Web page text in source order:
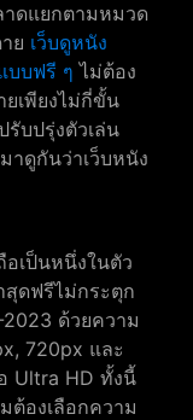
ดแยกตามหมวด
ย เว็บดูหนัง
บบฟรี ๆ ไม่ต้อง
ยเพียงไม่กี่ขั้น
บปรุ่งตัวเล่น
ดูกันว่าเว็บหนัง
อเป็นหนึ่งในตัว
ดฟรีไม่กระตุก
ด้วยความ
720px และ
Ultra HD ทั้งนี้
ต้องเลือกความ